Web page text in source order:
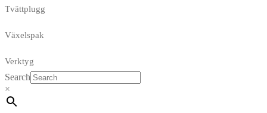
Tvättplugg
Växelspak
Verktyg
Search
×